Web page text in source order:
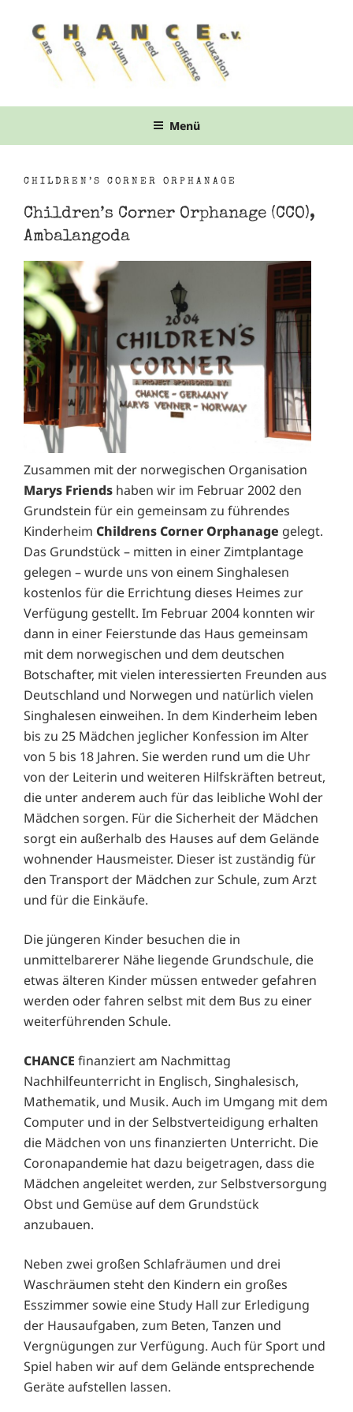
springen
Menü
CHILDREN’S CORNER ORPHANAGE
Children’s Corner Orphanage (CCO),
Ambalangoda
Zusammen mit der norwegischen Organisation
Marys Friends haben wir im Februar 2002 den
Grundstein für ein gemeinsam zu führendes
Kinderheim Childrens Corner Orphanage gelegt.
Das Grundstück – mitten in einer Zimtplantage
gelegen – wurde uns von einem Singhalesen
kostenlos für die Errichtung dieses Heimes zur
Verfügung gestellt. Im Februar 2004 konnten wir
dann in einer Feierstunde das Haus gemeinsam
mit dem norwegischen und dem deutschen
Botschafter, mit vielen interessierten Freunden aus
Deutschland und Norwegen und natürlich vielen
Singhalesen einweihen. In dem Kinderheim leben
bis zu 25 Mädchen jeglicher Konfession im Alter
von 5 bis 18 Jahren. Sie werden rund um die Uhr
von der Leiterin und weiteren Hilfskräften betreut,
die unter anderem auch für das leibliche Wohl der
Mädchen sorgen. Für die Sicherheit der Mädchen
sorgt ein außerhalb des Hauses auf dem Gelände
wohnender Hausmeister. Dieser ist zuständig für
den Transport der Mädchen zur Schule, zum Arzt
und für die Einkäufe.
Die jüngeren Kinder besuchen die in
unmittelbarerer Nähe liegende Grundschule, die
etwas älteren Kinder müssen entweder gefahren
werden oder fahren selbst mit dem Bus zu einer
weiterführenden Schule.
CHANCE finanziert am Nachmittag
Nachhilfeunterricht in Englisch, Singhalesisch,
Mathematik, und Musik. Auch im Umgang mit dem
Computer und in der Selbstverteidigung erhalten
die Mädchen von uns finanzierten Unterricht. Die
Coronapandemie hat dazu beigetragen, dass die
Mädchen angeleitet werden, zur Selbstversorgung
Obst und Gemüse auf dem Grundstück
anzubauen.
Neben zwei großen Schlafräumen und drei
Waschräumen steht den Kindern ein großes
Esszimmer sowie eine Study Hall zur Erledigung
der Hausaufgaben, zum Beten, Tanzen und
Vergnügungen zur Verfügung. Auch für Sport und
Spiel haben wir auf dem Gelände entsprechende
Geräte aufstellen lassen.